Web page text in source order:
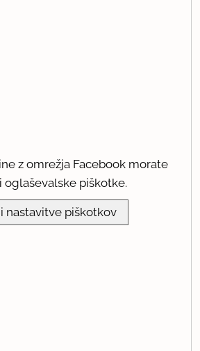
z omrežja Facebook morate
oglaševalske piškotke.
nastavitve piškotkov